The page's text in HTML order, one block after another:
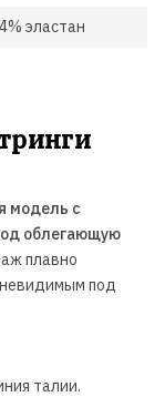
эластан
модель с
облегающую
плавно
невидимым под
талии.